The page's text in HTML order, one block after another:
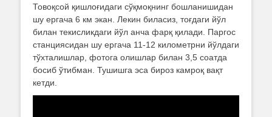
Товоқсой қишлоғидаги сўқмоқнинг бошланишидан
шу ергача 6 км экан. Лекин биласиз, тоғдаги йўл
билан текисликдаги йўл анча фарқ қилади. Паргос
станциясидан шу ергача 11-12 километрни йўлдаги
тўхталишлар, фотога олишлар билан 3,5 соатда
босиб ўтибман. Тушишга эса бироз камроқ вақт
кетди.